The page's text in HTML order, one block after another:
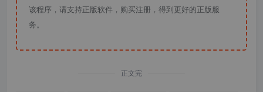
该程序，请支持正版软件，购买注册，得到更好的正版服
务。
正文完